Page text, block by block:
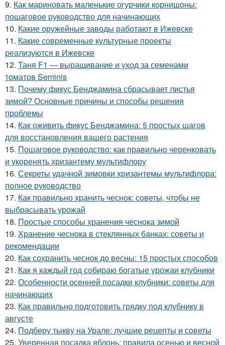
9. Как мариновать маленькие огурчики корнишоны:
пошаговое руководство для начинающих
10. Какие оружейные заводы работают в Ижевске
11. Какие современные культурные проекты
реализуются в Ижевске
12. Таня F1 — выращивание и уход за семенами
томатов Seminis
13. Почему фикус Бенджамина сбрасывает листья
зимой? Основные причины и способы решения
проблемы
14. Как оживить фикус Бенджамина: 5 простых шагов
для восстановления вашего растения
15. Пошаговое руководство: как правильно черенковать
и укоренять хризантему мультифлору
16. Секреты удачной зимовки хризантемы мультифлора:
полное руководство
17. Как правильно хранить чеснок: советы, чтобы не
выбрасывать урожай
18. Простые способы хранения чеснока зимой
19. Хранение чеснока в стеклянных банках: советы и
рекомендации
20. Как сохранить чеснок до весны: 15 простых способов
21. Как я каждый год собираю богатые урожаи клубники
22. Особенности осенней посадки клубники: советы для
начинающих
23. Как правильно подготовить грядку под клубнику в
августе
24. Подберу тыкву на Урале: лучшие рецепты и советы
25. Уверенная посадка яблонь: правила осенью и весной